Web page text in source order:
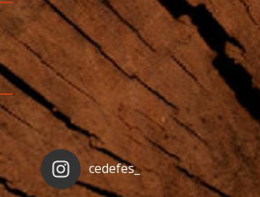
cedefes_